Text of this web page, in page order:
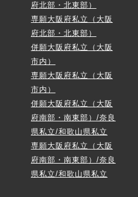
府北部・北東部）
専願大阪府私立（大阪
府北部・北東部）
併願大阪府私立（大阪
市内）
専願大阪府私立（大阪
市内）
併願大阪府私立（大阪
府南部・南東部）/奈良
県私立/和歌山県私立
専願大阪府私立（大阪
府南部・南東部）/奈良
県私立/和歌山県私立